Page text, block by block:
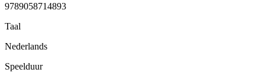
9789058714893
Taal
Nederlands
Speelduur